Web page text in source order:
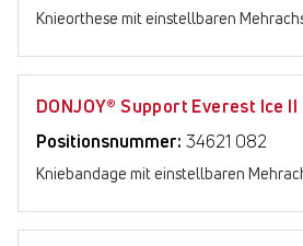
Knieorthese mit einstellbaren
DONJOY® Support Everest Ice II
Positionsnummer: 34621 082
Kniebandage mit einstellbaren